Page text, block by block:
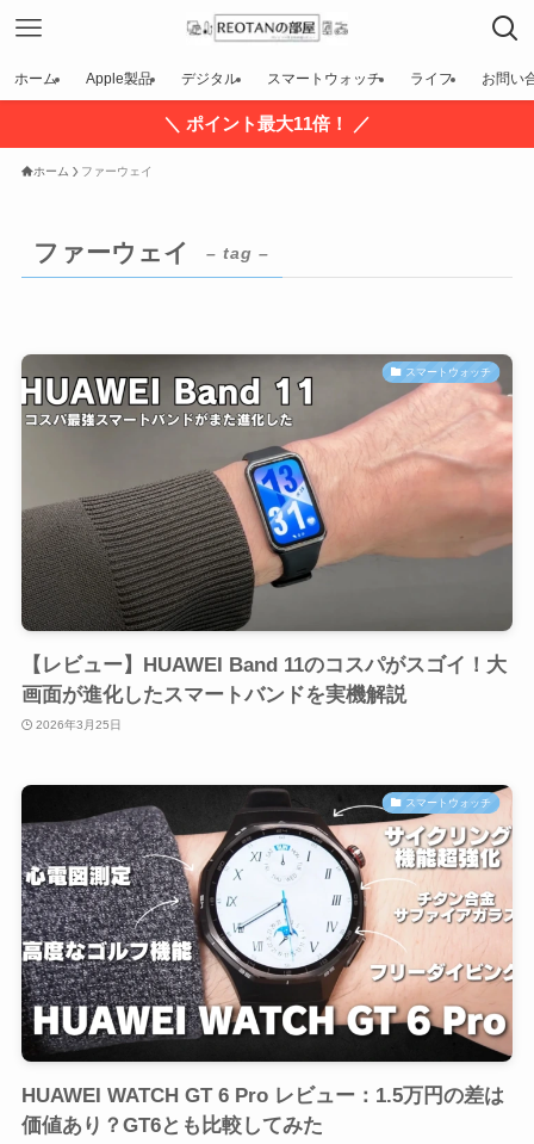
ホーム Apple製品 デジタル スマートウォッチ ライフ お問い
＼ ポイント最大11倍！ ／
ホーム ファーウェイ
ファーウェイ – tag –
スマートウォッチ
【レビュー】HUAWEI Band 11のコスパがスゴイ！大
画面が進化したスマートバンドを実機解説
2026年3月25日
スマートウォッチ
HUAWEI WATCH GT 6 Pro レビュー：1.5万円の差は
価値あり？GT6とも比較してみた